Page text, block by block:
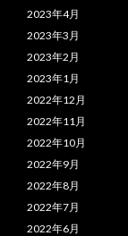
2023年4月
2023年3月
2023年2月
2023年1月
2022年12月
2022年11月
2022年10月
2022年9月
2022年8月
2022年7月
2022年6月